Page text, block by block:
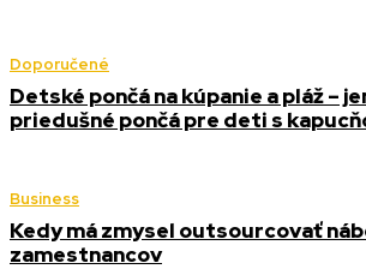
Doporučené
Detské pončá na kúpanie a pláž –
priedušné pončá pre deti s
Business
Kedy má zmysel outsourcovať
zamestnancov